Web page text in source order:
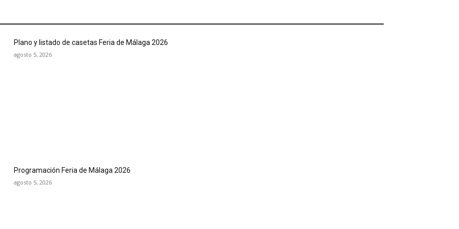
Plano y listado de casetas Feria de Málaga 2026
agosto 5, 2026
Programación Feria de Málaga 2026
agosto 5, 2026